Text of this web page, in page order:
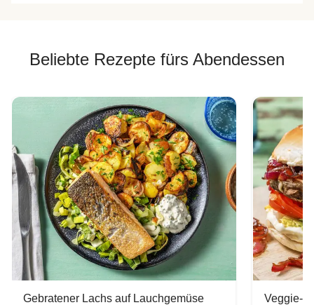
Beliebte Rezepte fürs Abendessen
Gebratener Lachs auf Lauchgemüse Veggie-